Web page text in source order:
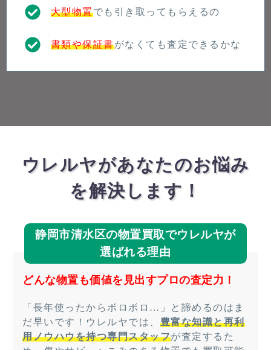
大型物置でも引き取ってもらえるの
書類や保証書がなくても査定できるかな
ウレルヤがあなたのお悩み
を解決します！
静岡市清水区の物置買取でウレルヤが
選ばれる理由
どんな物置も価値を見出すプロの査定力！
「長年使ったからボロボロ…」と諦めるのはま
だ早いです！ウレルヤでは、 豊富な知識と再利
用ノウハウを持つ専門スタッフが査定するた